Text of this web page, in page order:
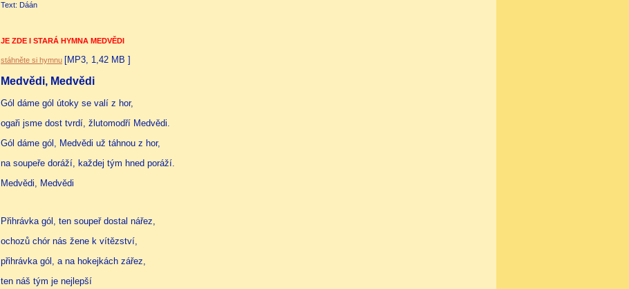
Text: Dáán
JE ZDE I STARÁ HYMNA MEDVĚDI
stáhněte si hymnu [MP3, 1,42 MB ]
Medvědi, Medvědi
Gól dáme gól útoky se valí z hor,
ogaři jsme dost tvrdí, žlutomodří Medvědi.
Gól dáme gól, Medvědi už táhnou z hor,
na soupeře doráží, každej tým hned poráží.
Medvědi, Medvědi
Přihrávka gól, ten soupeř dostal nářez,
ochozů chór nás žene k vítězství,
přihrávka gól, a na hokejkách zářez,
ten náš tým je nejlepší